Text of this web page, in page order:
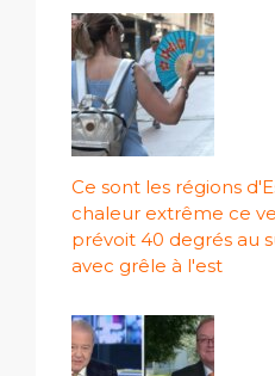
Ce sont les régions
chaleur extrême ce
prévoit 40 degrés au
avec grêle à l'est